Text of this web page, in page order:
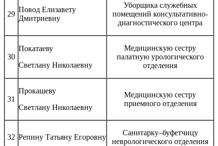
29
Повод Елизавету
Дмитриевну
Уборщика служебных
помещений консультативно-
диагностического центра
30
Покатаеву
Светлану Николаевну
Медицинскую сестру
палатную урологического
отделения
31
Прокашеву
Светлану Николаевну
Медицинскую сестру
приемного отделения
32 Репину Татьяну Егоровну
Санитарку–буфетчицу
неврологического отделения